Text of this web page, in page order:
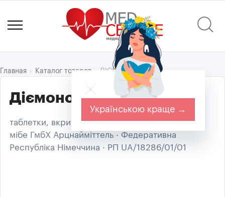
Главная Каталог товаров ДІЄМОНО®
Діємоно табл. 2мг №28
таблетки, вкриті плівковою оболонкою, 2 мг; ·
мібе ГмбХ Арцнайміттель · Федеративна
Республіка Німеччина · РП UA/18286/01/01
Українською краще →